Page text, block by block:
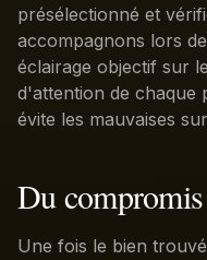
présélectionné et
accompagnons lors
éclairage objectif sur
d'attention de chaque
évite les mauvaises
Du
Une fois le bien